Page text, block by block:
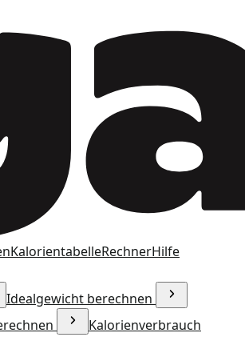
KalorientabelleRechnerHilfe
Idealgewicht berechnen
Kalorienverbrauch